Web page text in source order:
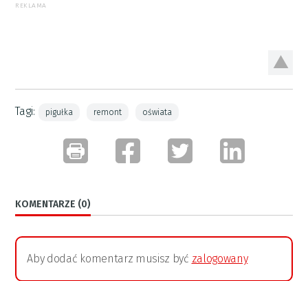
REKLAMA
Tagi: pigułka remont oświata
KOMENTARZE (0)
Aby dodać komentarz musisz być zalogowany